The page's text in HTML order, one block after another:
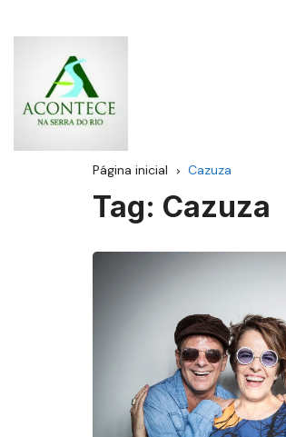
Página inicial Cazuza
Tag: Cazuza